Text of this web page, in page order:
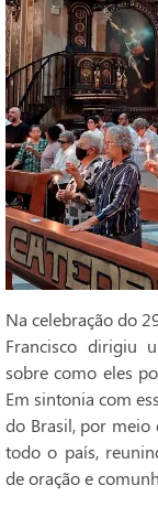
Na celebração do
Francisco dirigiu
sobre como eles
Em sintonia com
do Brasil, por meio
todo o país,
de oração e